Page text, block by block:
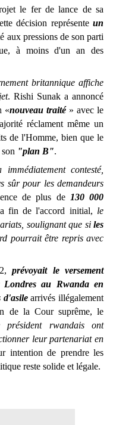
le fer de lance de sa
décision représente un
aux pressions de son parti
à moins d'un an des
britannique affiche
. Rishi Sunak a annoncé
«nouveau traité » avec le
réclament même un
de l'Homme, bien que le
"plan B".
contesté,
sûr pour les demandeurs
de plus de 130 000
fin de l'accord initial, le
soulignant que si les
pourrait être repris avec
prévoyait le versement
au Rwanda en
d'asile arrivés illégalement
de la Cour suprême, le
président rwandais ont
leur partenariat en
intention de prendre les
reste solide et légale.